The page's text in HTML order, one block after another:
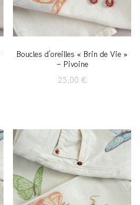
Boucles d’oreilles « Brin de Vie »
– Pivoine
25,00 €